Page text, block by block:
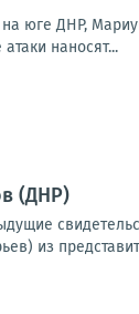
юге ДНР,
наносят...
(ДНР)
из